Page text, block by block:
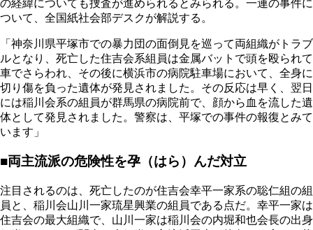
の経緯についても捜査が進められるとみられる。一連の事件に
ついて、全国紙社会部デスクが解説する。
「神奈川県平塚市での暴力団の面倒見を巡って両組織がトラブ
ルとなり、死亡した住吉会系組員は金属バットで頭を殴られて
車でさらわれ、その後に横浜市の病院駐車場において、全身に
切り傷を負った遺体が発見されました。その反応は早く、翌日
には稲川会系の組員が群馬県の病院前で、顔から血を流した遺
体として発見されました。警察は、平塚での事件の報復とみて
います」
■両主流派の危険性を孕（はら）んだ対立
注目されるのは、死亡したのが住吉会幸平一家系の聡仁組の組
員と、稲川会山川一家琉星興業の組員である点だ。幸平一家は
住吉会の最大組織で、山川一家は稲川会の内堀和也会長の出身